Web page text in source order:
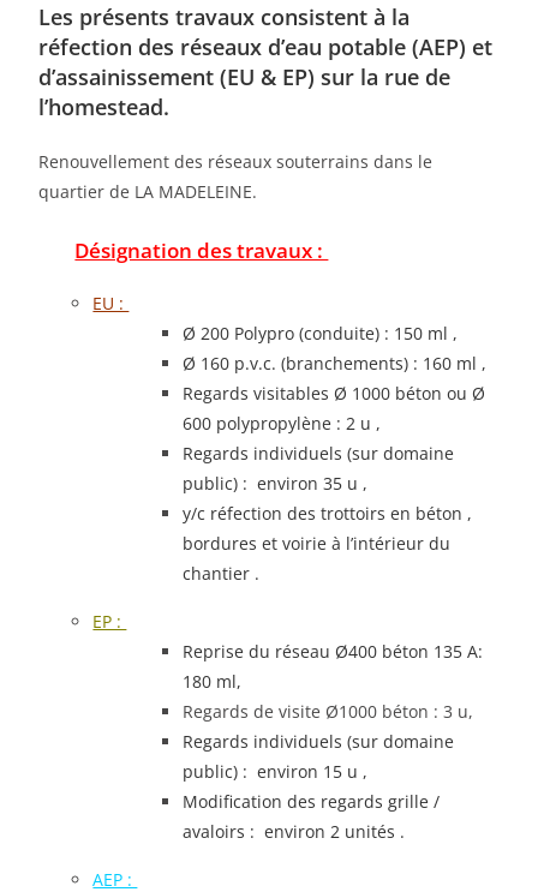
Les présents travaux consistent à la
réfection des réseaux d’eau potable (AEP) et
d’assainissement (EU & EP) sur la rue de
l’homestead.
Renouvellement des réseaux souterrains dans le
quartier de LA MADELEINE.
Désignation des travaux :
EU :
Ø 200 Polypro (conduite) : 150 ml ,
Ø 160 p.v.c. (branchements) : 160 ml ,
Regards visitables Ø 1000 béton ou Ø
600 polypropylène : 2 u ,
Regards individuels (sur domaine
public) : environ 35 u ,
y/c réfection des trottoirs en béton ,
bordures et voirie à l’intérieur du
chantier .
EP :
Reprise du réseau Ø400 béton 135 A:
180 ml,
Regards de visite Ø1000 béton : 3 u,
Regards individuels (sur domaine
public) : environ 15 u ,
Modification des regards grille /
avaloirs : environ 2 unités .
AEP :